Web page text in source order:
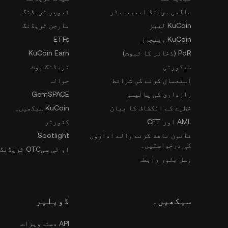
عالمی برانڈ ایمبیسیڈر
KuCoin لیبز
KuCoin وینچرز
PoR (ذخائر کا ثبوت)
سیکورٹی
استعمال کرنے کی شرائط
رازداری کی پالیسی
خطرے کے انکشاف کا بیان
AML اور CFT
قانون نافذ کرنے والے اداروں
کی درخواستیں۔
وسل بلور رابطہ
فیوچر ٹریڈنگ
مارجن ٹریڈنگ
ETFs
KuCoin Earn
ٹریڈنگ بوٹ
حوالہ
GemSPACE
KuCoin سیکھیں۔
کنورٹر
Spotlight
او ٹی سیOTC ٹریڈنگ
سیکھیں۔ ڈویلپر
API دستاویزات